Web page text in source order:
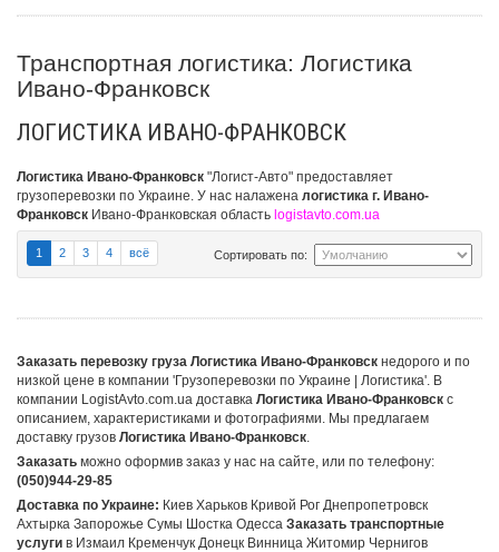
Транспортная логистика: Логистика
Ивано-Франковск
ЛОГИСТИКА ИВАНО-ФРАНКОВСК
Логистика Ивано-Франковск "Логист-Авто" предоставляет
грузоперевозки по Украине. У нас налажена логистика г. Ивано-
Франковск Ивано-Франковская область logistavto.com.ua
Сортировать по:
1 2 3 4 всё
Заказать перевозку груза Логистика Ивано-Франковск недорого и по
низкой цене в компании 'Грузоперевозки по Украине | Логистика'. В
компании LogistAvto.com.ua доставка Логистика Ивано-Франковск с
описанием, характеристиками и фотографиями. Мы предлагаем
доставку грузов Логистика Ивано-Франковск
Заказать можно оформив заказ у нас на сайте, или по телефону:
(050)944-29-85
Доставка по Украине: Киев Харьков Кривой Рог Днепропетровск
Ахтырка Запорожье Сумы Шостка Одесса Заказать транспортные
услуги в Измаил Кременчук Донецк Винница Житомир Чернигов